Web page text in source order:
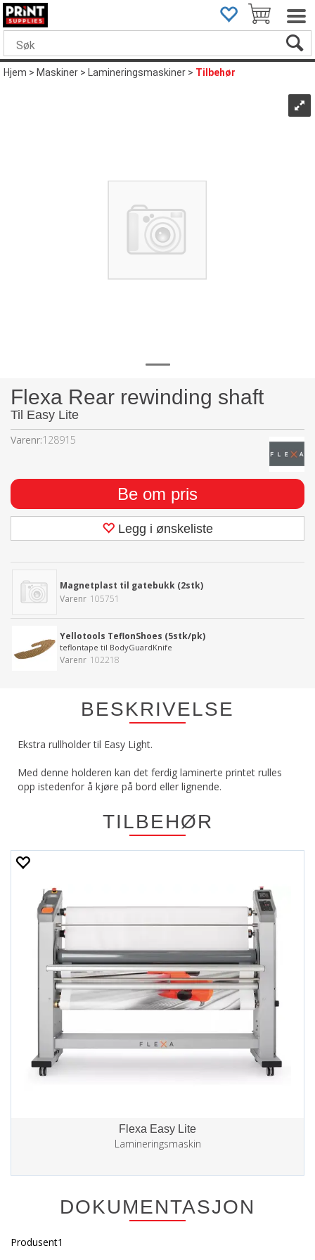
Hjem>Maskiner>Lamineringsmaskiner>Tilbehør
Flexa Rear rewinding shaft
Til Easy Lite
Varenr:128915
Be om pris
Legg i ønskeliste
Magnetplast til gatebukk (2stk)
Varenr 105751
Yellotools TeflonShoes (5stk/pk)
teflontape til BodyGuardKnife
Varenr 102218
BESKRIVELSE
Ekstra rullholder til Easy Light.
Med denne holderen kan det ferdig laminerte printet rulles
opp istedenfor å kjøre på bord eller lignende.
TILBEHØR
Flexa Easy Lite
Lamineringsmaskin
DOKUMENTASJON
Produsent1